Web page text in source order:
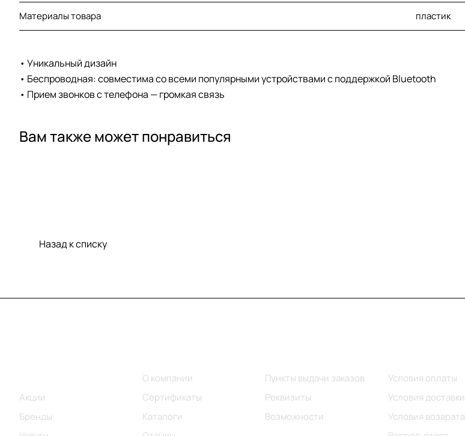
Материалы товара пластик
• Уникальный дизайн
• Беспроводная: совместима со всеми популярными устройствами с поддержкой Bluetooth
• Прием звонков с телефона — громкая связь
Вам также может понравиться
Назад к списку
Акции
Бренды
О компании
Сертификаты
Каталоги
Пункты выдачи заказов
Реквизиты
Возможности
Условия оплаты
Условия доставки
Условия возврата